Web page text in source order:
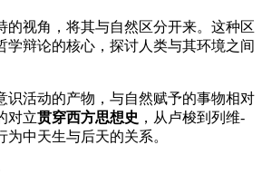
的视角，将其与自然区分开来。这种区
学辩论的核心，探讨人类与其环境之间
识活动的产物，与自然赋予的事物相对
对立贯穿西方思想史 ，从卢梭到列维-
中天生与后天的关系。